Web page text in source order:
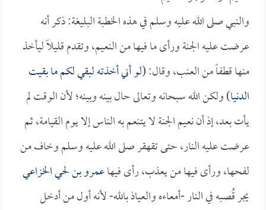
والنبي صلى الله عليه وسلم في هذه الخطبة البليغة: ذكر أنه
عرضت عليه الجنة ورأى ما فيها من النعيم، وتقدم قليلاً ليأخذ
منها قطفاً من العنب، وقال: (لو أني أخذته لبقي لكم ما بقيت
الدنيا) ولكن الله سبحانه وتعالى حال بينه وبينه؛ لأن الوقت لم
يأت بعد، إذ أن نعيم الجنة لا يتنعم به الناس إلا يوم القيامة، ثم
عرضت عليه النار، حتى تقهقر صلى الله عليه وسلم وخاف من
لفحها، ورأى فيها من يعذب، رأى فيهاعمرو بن لحي الخزاعي
يجر قُصبه في النار -أمعاءه والعياذ بالله- لأنه أول من أدخل